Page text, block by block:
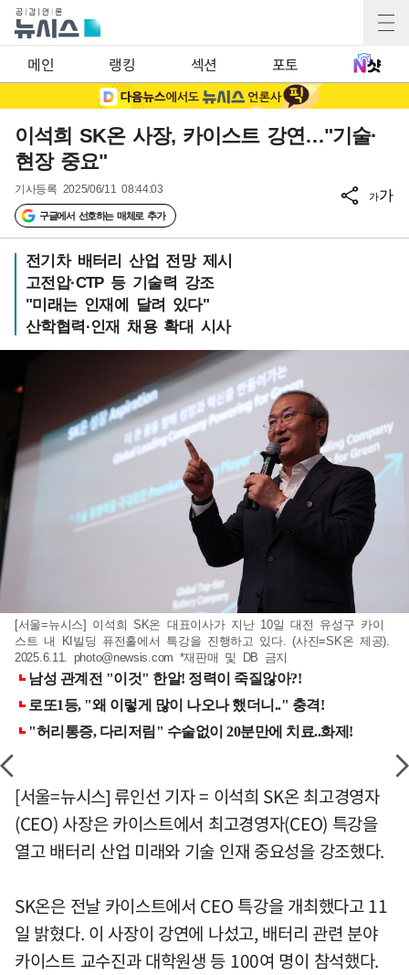
메인 랭킹 섹션 포토
이석희 SK온 사장, 카이스트 강연…"기술·
현장 중요"
기사등록 2025/06/11 08:44:03
구글에서 선호하는 매체로 추가
가가
전기차 배터리 산업 전망 제시
고전압·CTP 등 기술력 강조
"미래는 인재에 달려 있다"
산학협력·인재 채용 확대 시사
[서울=뉴시스] 이석희 SK온 대표이사가 지난 10일 대전 유성구 카이
스트 내 KI빌딩 퓨전홀에서 특강을 진행하고 있다. (사진=SK온 제공).
2025.6.11. photo@newsis.com *재판매 및 DB 금지
[서울=뉴시스] 류인선 기자 = 이석희 SK온 최고경영자
(CEO) 사장은 카이스트에서 최고경영자(CEO) 특강을
열고 배터리 산업 미래와 기술 인재 중요성을 강조했다.
SK온은 전날 카이스트에서 CEO 특강을 개최했다고 11
일 밝혔다. 이 사장이 강연에 나섰고, 배터리 관련 분야
카이스트 교수진과 대학원생 등 100여 명이 참석했다.